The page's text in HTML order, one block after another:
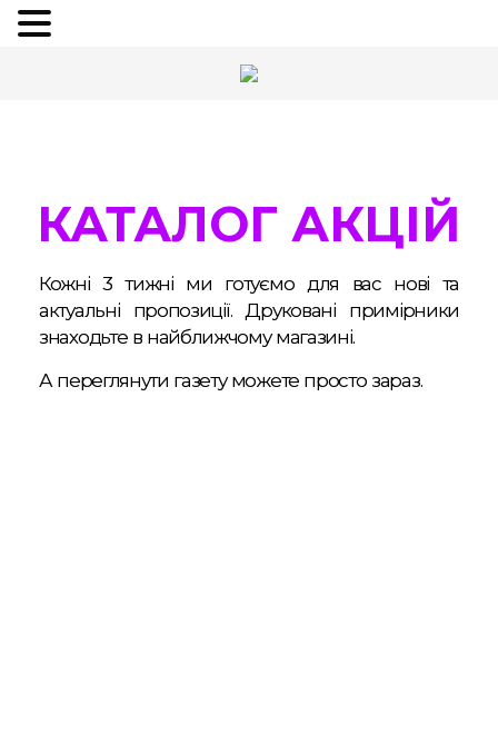
КАТАЛОГ АКЦІЙ
Кожні 3 тижні ми готуємо для вас нові та
актуальні пропозиції. Друковані примірники
знаходьте в найближчому магазині.
А переглянути газету можете просто зараз.